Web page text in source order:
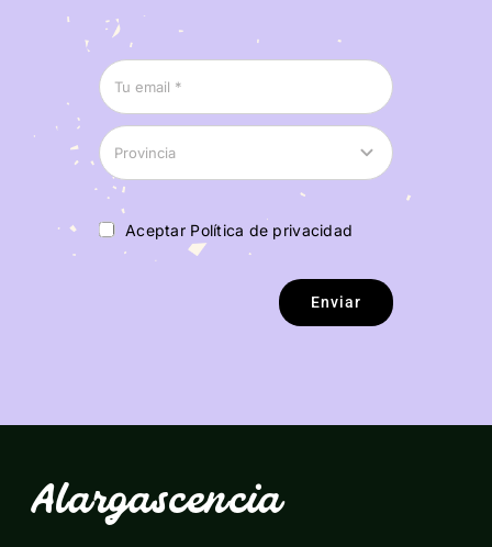
Aceptar Política de privacidad
Enviar
Alargascencia